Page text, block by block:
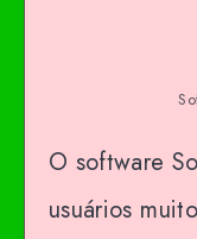
O software
usuários